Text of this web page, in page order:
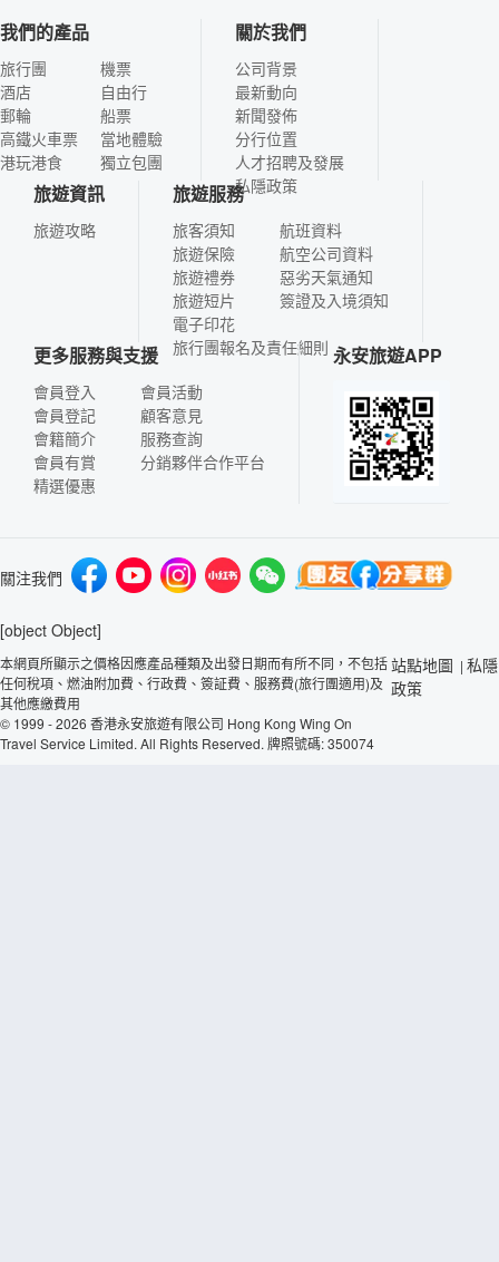
我們的產品
旅行團
酒店
郵輪
高鐵火車票
港玩港食
機票
自由行
船票
當地體驗
獨立包團
關於我們
公司背景
最新動向
新聞發佈
分行位置
人才招聘及發展
私隱政策
旅遊資訊
旅遊攻略
旅遊服務
旅客須知
旅遊保險
旅遊禮券
旅遊短片
電子印花
航班資料
航空公司資料
惡劣天氣通知
簽證及入境須知
旅行團報名及責任細則
更多服務與支援
會員登入
會員登記
會籍簡介
會員有賞
精選優惠
會員活動
顧客意見
服務查詢
分銷夥伴合作平台
永安旅遊APP
關注我們
[object Object]
本網頁所顯示之價格因應產品種類及出發日期而有所不同，不包括
任何稅項、燃油附加費、行政費、簽証費、服務費(旅行團適用)及
其他應繳費用
© 1999 - 2026 香港永安旅遊有限公司 Hong Kong Wing On
Travel Service Limited. All Rights Reserved. 牌照號碼: 350074
站點地圖 | 私隱
政策